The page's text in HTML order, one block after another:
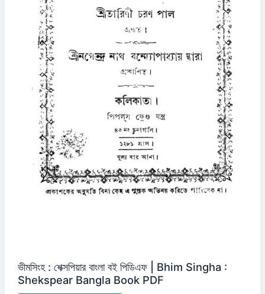
ভীমসিংহ : শেক্সপিয়ার বাংলা বই পিডিএফ | Bhim Singha :
Shekspear Bangla Book PDF